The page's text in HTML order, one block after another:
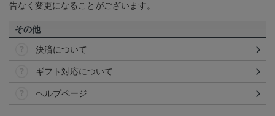
告なく変更になることがございます。
その他
決済について
ギフト対応について
ヘルプページ